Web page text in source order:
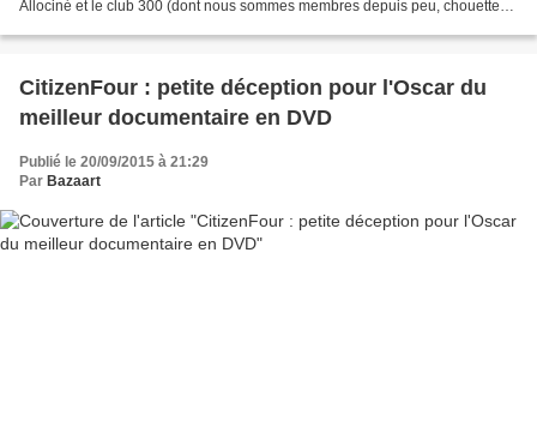
Allociné et le club 300 (dont nous sommes membres depuis peu, chouette)
CitizenFour : petite déception pour l'Oscar du
meilleur documentaire en DVD
Publié le 20/09/2015 à 21:29
Par Bazaart